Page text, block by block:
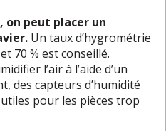
on peut placer un
Un taux d’hygrométrie
70 % est conseillé.
l’air à l’aide d’un
des capteurs d’humidité
pour les pièces trop